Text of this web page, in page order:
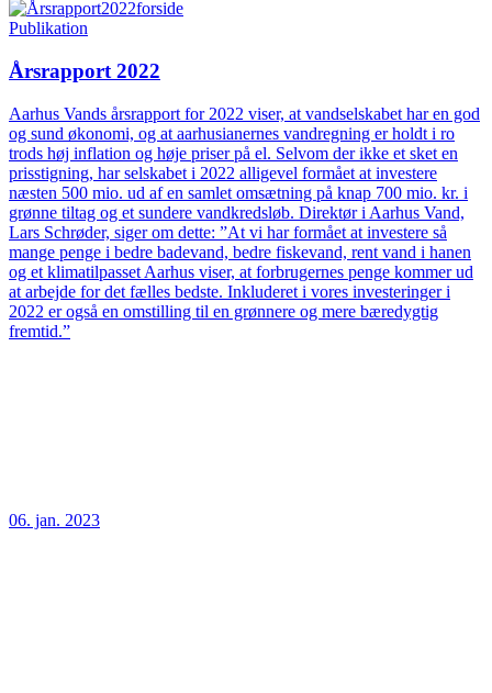
Publikation
Årsrapport 2022
Aarhus Vands årsrapport for 2022 viser, at vandselskabet har en god
og sund økonomi, og at aarhusianernes vandregning er holdt i ro
trods høj inflation og høje priser på el. Selvom der ikke et sket en
prisstigning, har selskabet i 2022 alligevel formået at investere
næsten 500 mio. ud af en samlet omsætning på knap 700 mio. kr. i
grønne tiltag og et sundere vandkredsløb. Direktør i Aarhus Vand,
Lars Schrøder, siger om dette: ”At vi har formået at investere så
mange penge i bedre badevand, bedre fiskevand, rent vand i hanen
og et klimatilpasset Aarhus viser, at forbrugernes penge kommer ud
at arbejde for det fælles bedste. Inkluderet i vores investeringer i
2022 er også en omstilling til en grønnere og mere bæredygtig
fremtid.”
06. jan. 2023